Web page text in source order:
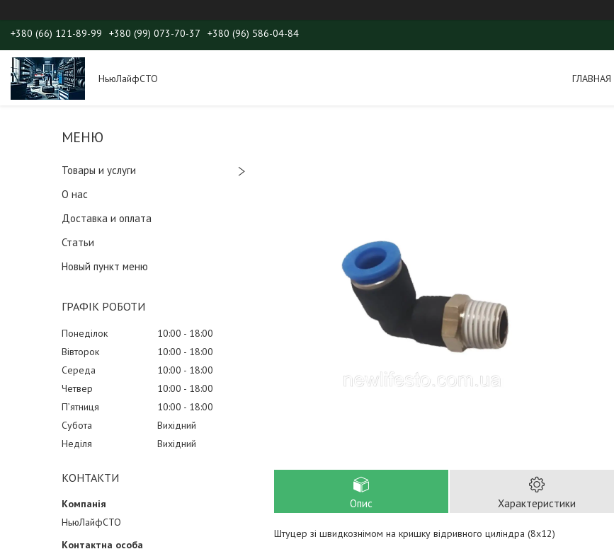
+380 (66) 121-89-99 +380 (99) 073-70-37 +380 (96) 586-04-84
НьюЛайфСТО ГЛАВНАЯ
Товары и услуги
О нас
Доставка и оплата
Статьи
Новый пункт меню
ГРАФІК РОБОТИ
Понеділок 10:00
18:00
Вівторок
10:00
18:00
Середа
10:00
18:00
Четвер
10:00
18:00
Пʼятниця
10:00
18:00
Субота
Вихідний
Неділя
Вихідний
КОНТАКТИ
НьюЛайфСТО
Опис Характеристики
Штуцер зі швидкознімом на кришку відривного циліндра (8х12)